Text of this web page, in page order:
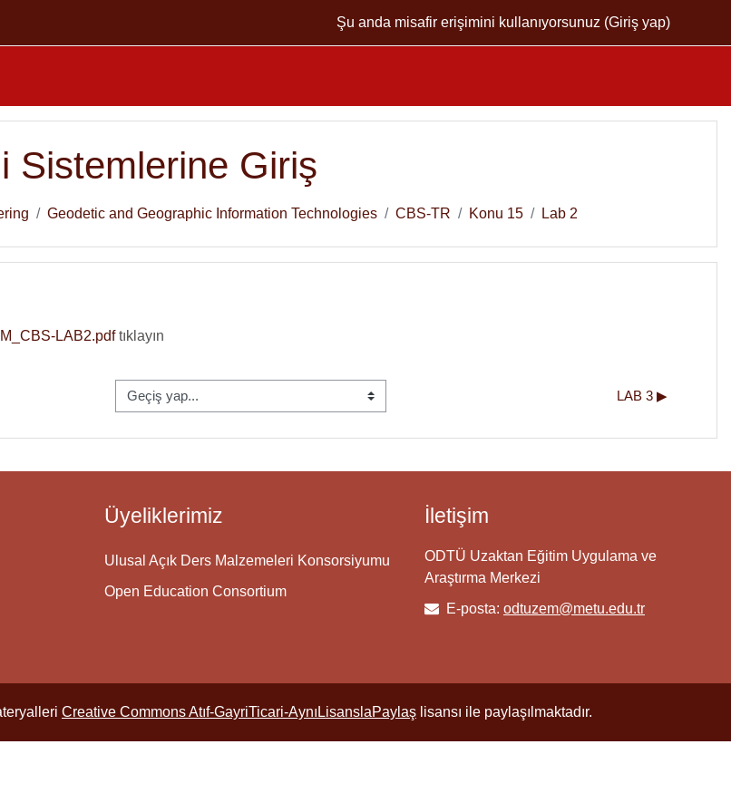
Şu anda misafir erişimini kullanıyorsunuz (Giriş yap)
Sistemlerine Giriş
Geodetic and Geographic Information Technologies CBS-TR Konu 15 Lab 2
LAB2.pdftıklayın
Geçiş yap... LAB 3 ▶︎
Üyeliklerimiz
Ulusal Açık Ders Malzemeleri Konsorsiyumu
Open Education Consortium
İletişim
ODTÜ Uzaktan Eğitim Uygulama ve
Araştırma Merkezi
E-posta: odtuzem@metu.edu.tr
Creative Commons Atıf-GayriTicari-AynıLisanslaPaylaş lisansı ile paylaşılmaktadır.